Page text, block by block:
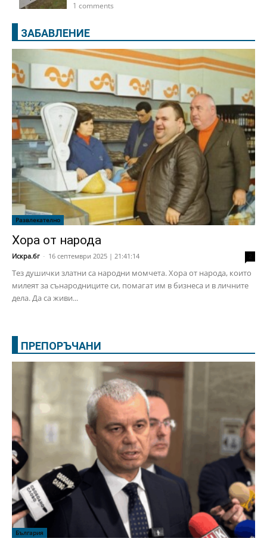
1 comments
ЗАБАВЛЕНИЕ
Развлекателно
Хора от народа
Искра.бг - 16 септември 2025 | 21:41:14
Тез душички златни са народни момчета. Хора от народа, които
милеят за сънародниците си, помагат им в бизнеса и в личните
дела. Да са живи...
ПРЕПОРЪЧАНИ
България